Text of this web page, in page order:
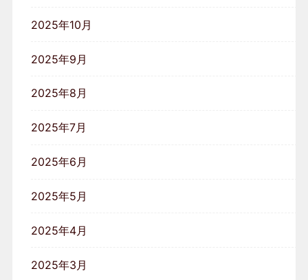
2025年10月
2025年9月
2025年8月
2025年7月
2025年6月
2025年5月
2025年4月
2025年3月